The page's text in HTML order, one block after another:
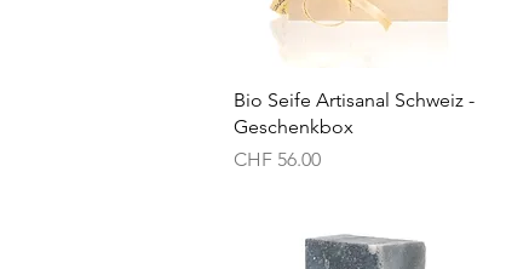
Schnellansicht
Bio Seife Artisanal Schweiz -
Geschenkbox
Preis
CHF 56.00